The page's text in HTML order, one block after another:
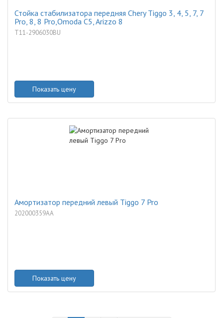
Стойка стабилизатора передняя Chery Tiggo 3, 4, 5, 7, 7
Pro, 8, 8 Pro,Omoda C5, Arizzo 8
T11-2906030BU
Показать цену
Амортизатор передний левый Tiggo 7 Pro
202000359AA
Показать цену